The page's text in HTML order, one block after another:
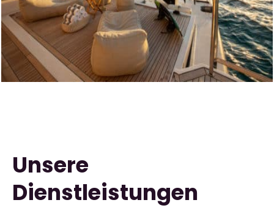
Unsere
Dienstleistungen